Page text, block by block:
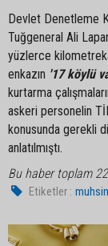
Devlet Denetleme
Tuğgeneral Ali
yüzlerce
enkazın '17 köylü
kurtarma
askeri personelin
konusunda gerekli
anlatılmıştı.
Bu haber toplam
Etiketler :